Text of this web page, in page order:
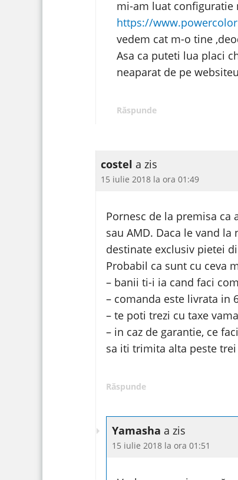
mi-am luat configuratie
https://
vedem cat m-o tine
Asa ca puteti lua placi
neaparat de pe
Răspunde
costel a zis
15 iulie 2018 la ora 01:49
Pornesc de la premisa ca
sau AMD. Daca le vand
destinate exclusiv pietei
Probabil ca sunt cu ceva
– banii ti-i ia cand faci
– comanda este livrata in
– te poti trezi cu taxe
– in caz de garantie, ce
sa iti trimita alta peste
Răspunde
Yamasha a zis
15 iulie 2018 la ora 01:51